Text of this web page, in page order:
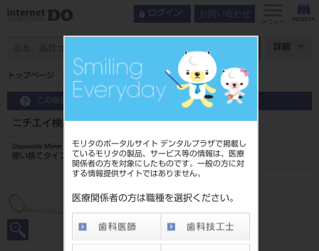
モリタのポータルサイト デンタルプラザで掲載し
ているモリタの製品、サービス等の情報は、医療
関係者の方を対象にしたものです。一般の方に対
する情報提供サイトではありません。
医療関係者の方は職種を選択ください。
ログイン お問い合わせ
メニュー
詳細
トップページ ニチエイ検診器具 ミラー 50本入
この商品に関するお問い合わせ
ニチエイ検診器具 ミラー 50本入
Disposable Mirror
使い捨てタイプ検診器具
202040811
JAN/EANコード